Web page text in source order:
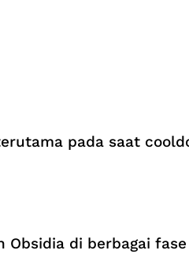
pada saat
di berbagai